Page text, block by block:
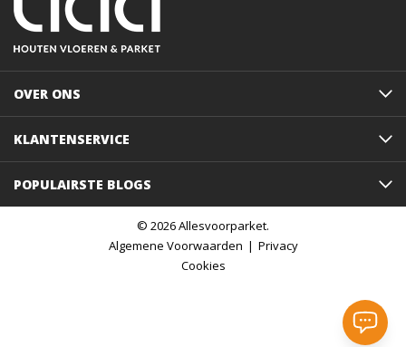
OVER ONS
KLANTENSERVICE
POPULAIRSTE BLOGS
© 2026 Allesvoorparket.
Algemene Voorwaarden
Privacy
Cookies